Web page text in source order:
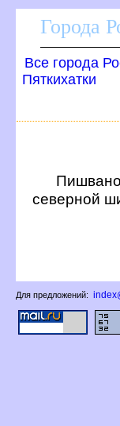
Города
се города
Пяткихатки
северной
Для предложений: